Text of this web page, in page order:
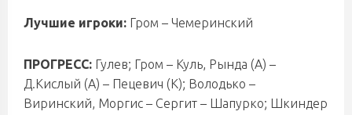
Лучшие игроки: Гром – Чемеринский
ПРОГРЕСС: Гулев; Гром – Куль, Рында (А) –
Д.Кислый (А) – Пецевич (К); Володько –
Виринский, Моргис – Сергит – Шапурко; Шкиндер